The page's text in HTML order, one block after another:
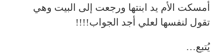
أمسكت الأم يد ابنتها ورجعت إلى البيت وهي
تقول لنفسها لعلي أجد الجواب!!!!
يُتبع…